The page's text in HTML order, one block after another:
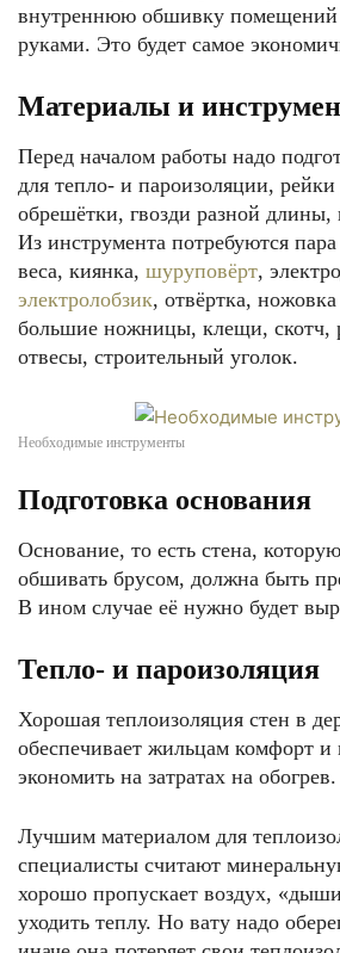
внутреннюю обшивку
руками. Это будет самое
Материалы и
Перед началом работы надо
для тепло- и пароизоляции,
обрешётки, гвозди разной
Из инструмента потребуются
веса, киянка, шуруповёрт,
электролобзик, отвёртка, ножовка
большие ножницы, клещи, скотч,
отвесы, строительный уголок.
Необходимые инструменты
Подготовка основания
Основание, то есть стена,
обшивать брусом, должна быть
В ином случае её нужно будет
Тепло- и пароизоляция
Хорошая теплоизоляция стен в
обеспечивает жильцам комфорт и
экономить на затратах на обогрев.
Лучшим материалом для
специалисты считают
хорошо пропускает воздух,
уходить теплу. Но вату надо